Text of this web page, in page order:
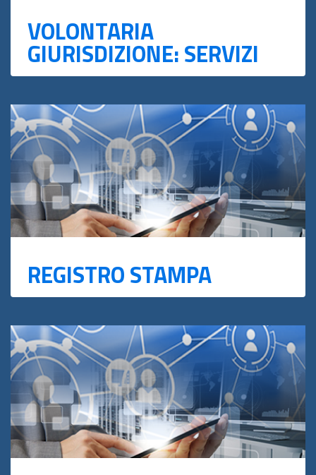
VOLONTARIA
GIURISDIZIONE: SERVIZI
REGISTRO STAMPA